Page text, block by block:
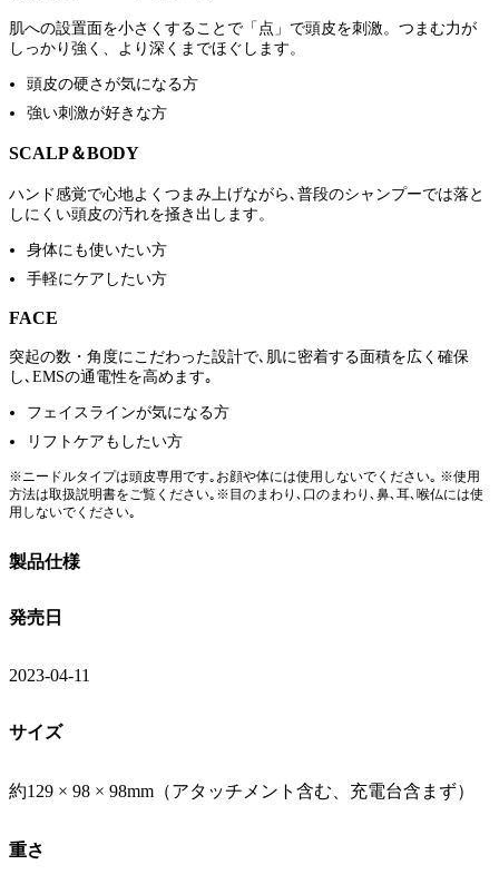
肌への設置面を小さくすることで「点」で頭皮を刺激。つまむ力が
しっかり強く、より深くまでほぐします。
頭皮の硬さが気になる方
強い刺激が好きな方
SCALP＆BODY
ハンド感覚で心地よくつまみ上げながら､普段のシャンプーでは落と
しにくい頭皮の汚れを掻き出します。
身体にも使いたい方
手軽にケアしたい方
FACE
突起の数・角度にこだわった設計で､肌に密着する面積を広く確保
し､EMSの通電性を高めます｡
フェイスラインが気になる方
リフトケアもしたい方
※ニードルタイプは頭皮専用です｡お顔や体には使用しないでください｡ ※使用
方法は取扱説明書をご覧ください｡※目のまわり､口のまわり､鼻､耳､喉仏には使
用しないでください｡
製品仕様
発売日
2023-04-11
サイズ
約129 × 98 × 98mm（アタッチメント含む、充電台含まず）
重さ